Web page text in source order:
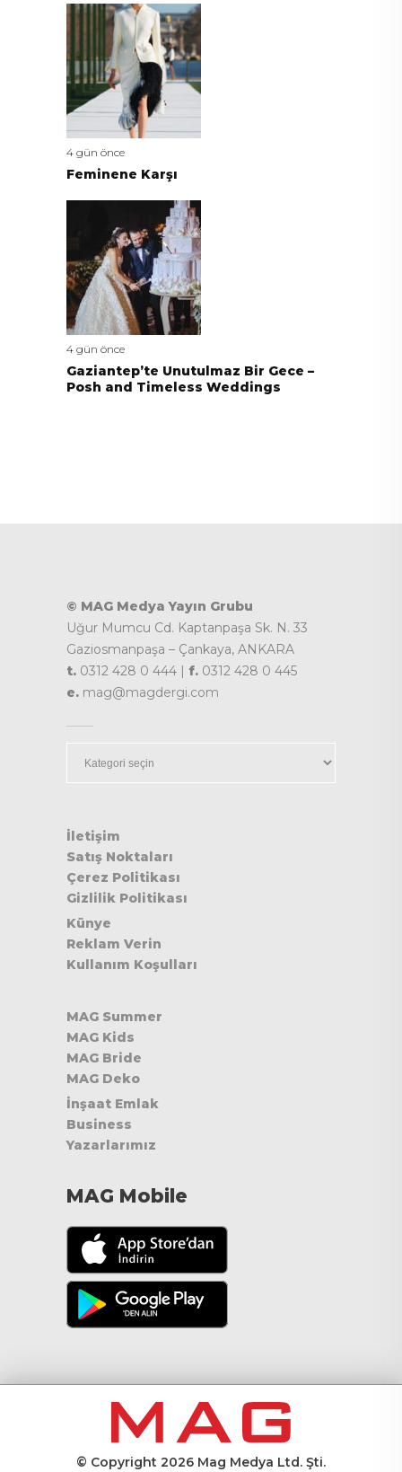
4 gün önce
Feminene Karşı
4 gün önce
Gaziantep’te Unutulmaz Bir Gece –
Posh and Timeless Weddings
© MAG Medya Yayın Grubu
Uğur Mumcu Cd. Kaptanpaşa Sk. N. 33
Gaziosmanpaşa – Çankaya, ANKARA
t. 0312 428 0 444 | f. 0312 428 0 445
e. mag@magdergi.com
İletişim
Satış Noktaları
Çerez Politikası
Gizlilik Politikası
Künye
Reklam Verin
Kullanım Koşulları
MAG Summer
MAG Kids
MAG Bride
MAG Deko
İnşaat Emlak
Business
Yazarlarımız
MAG Mobile
© Copyright 2026 Mag Medya Ltd. Şti.